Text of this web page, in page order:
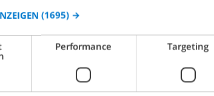
(1695) →
Performance Targeting